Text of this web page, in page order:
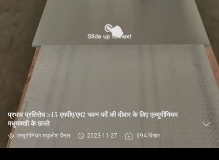
प्रभाव प्रतिरोध ≥15 एमपीए/एम2 भवन पर्दे की दीवार के लिए एल्यूमीनियम
मधुमक्खी के छल्ले
एल्यूमीनियम मधुकोश पैनल 2023-11-27 694 विचार